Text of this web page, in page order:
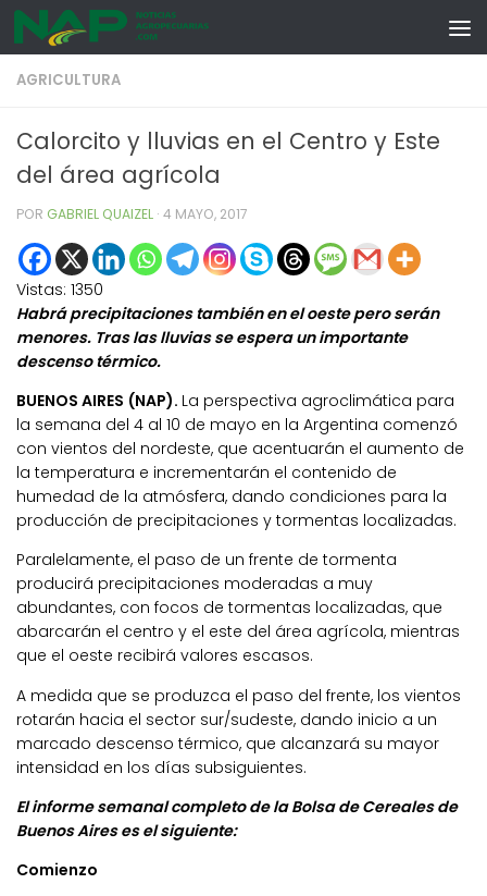
Skip to content
AGRICULTURA
Calorcito y lluvias en el Centro y Este
del área agrícola
POR GABRIEL QUAIZEL · 4 MAYO, 2017
Vistas: 1350
Habrá precipitaciones también en el oeste pero serán
menores. Tras las lluvias se espera un importante
descenso térmico.
BUENOS AIRES (NAP). La perspectiva agroclimática para
la semana del 4 al 10 de mayo en la Argentina comenzó
con vientos del nordeste, que acentuarán el aumento de
la temperatura e incrementarán el contenido de
humedad de la atmósfera, dando condiciones para la
producción de precipitaciones y tormentas localizadas.
Paralelamente, el paso de un frente de tormenta
producirá precipitaciones moderadas a muy
abundantes, con focos de tormentas localizadas, que
abarcarán el centro y el este del área agrícola, mientras
que el oeste recibirá valores escasos.
A medida que se produzca el paso del frente, los vientos
rotarán hacia el sector sur/sudeste, dando inicio a un
marcado descenso térmico, que alcanzará su mayor
intensidad en los días subsiguientes.
El informe semanal completo de la Bolsa de Cereales de
Buenos Aires es el siguiente:
Comienzo